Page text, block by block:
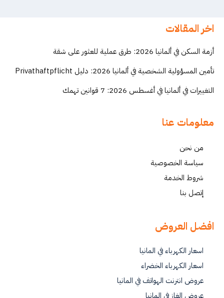
اخر المقالات
أزمة السكن في ألمانيا 2026: طرق عملية للعثور على شقة
تأمين المسؤولية الشخصية في ألمانيا 2026: دليل Privathaftpflicht
التغييرات في ألمانيا في أغسطس 2026: 7 قوانين تهمك
معلومات عنا
من نحن
سياسة الخصوصية
شروط الخدمة
إتصل بنا
افضل العروض
اسعار الكهرباء في المانيا
اسعار الكهرباء الخضراء
عروض انترنت الهواتف في المانيا
عروض الغاز في المانيا